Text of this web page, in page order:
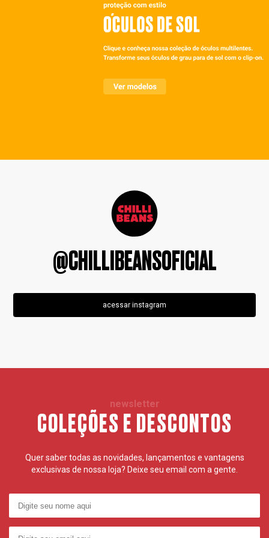
@CHILLIBEANSOFICIAL
acessar instagram
newsletter
COLEÇÕES E DESCONTOS
Quer saber todas as novidades, lançamentos e vantagens
exclusivas de nossa loja? Deixe seu email com a gente.